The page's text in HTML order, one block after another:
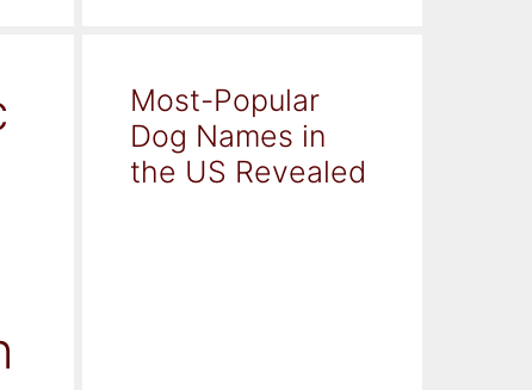
Most-Popular
Dog Names in
the US Revealed